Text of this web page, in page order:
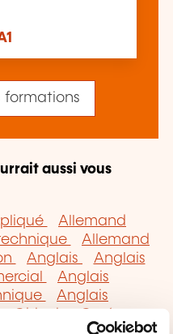
formations
aussi vous
Allemand
Allemand
Anglais
Anglais
Anglais
Anglais